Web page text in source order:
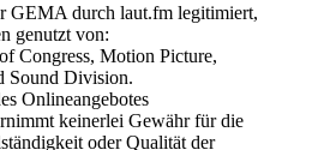
GEMA durch laut.fm legitimiert,
genutzt von:
Congress, Motion Picture,
Sound Division.
Onlineangebotes
keinerlei Gewähr für die
oder Qualität der